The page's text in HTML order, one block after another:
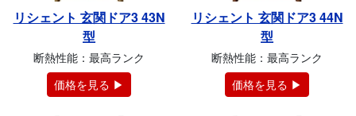
リシェント 玄関ドア3 43N
型
断熱性能：最高ランク
価格を見る ▶
リシェント 玄関ドア3 44N
型
断熱性能：最高ランク
価格を見る ▶